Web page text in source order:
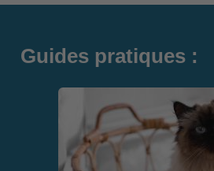
Guides pratiques :